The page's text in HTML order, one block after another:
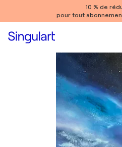
10 % de
pour tout